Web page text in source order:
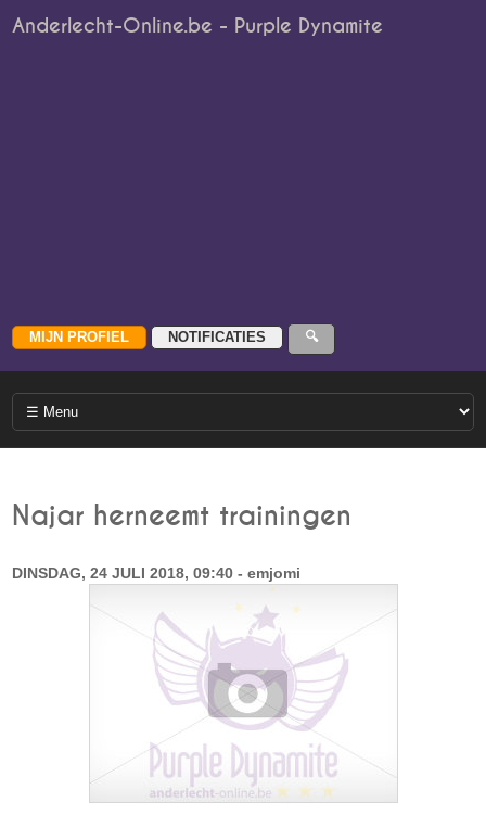
Anderlecht-Online.be - Purple Dynamite
Najar herneemt trainingen
DINSDAG, 24 JULI 2018, 09:40 - emjomi